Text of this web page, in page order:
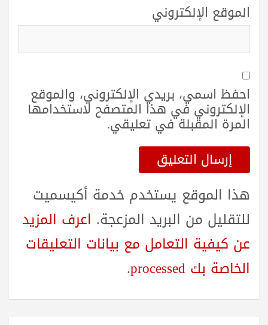
الموقع الإلكتروني
احفظ اسمي، بريدي الإلكتروني، والموقع
الإلكتروني في هذا المتصفح لاستخدامها
المرة المقبلة في تعليقي.
هذا الموقع يستخدم خدمة أكيسميت
للتقليل من البريد المزعجة. اعرف المزيد
عن كيفية التعامل مع بيانات التعليقات
الخاصة بك processed
.